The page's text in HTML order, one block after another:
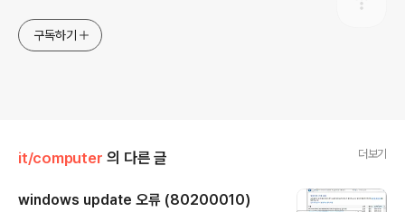
구독하기
it/computer 의 다른 글 더보기
windows update 오류 (80200010)